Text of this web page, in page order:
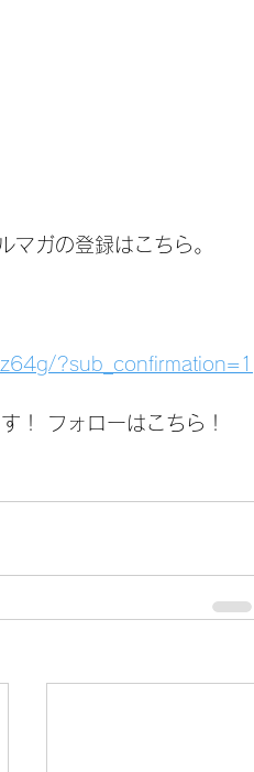
マガの登録はこちら。
?sub_confirmation=1
！ フォローはこちら！